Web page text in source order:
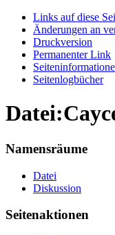
Links auf diese
Änderungen an
Druckversion
Permanenter Link
Seitenlogbücher
Namensräume
Datei
Diskussion
Seitenaktionen